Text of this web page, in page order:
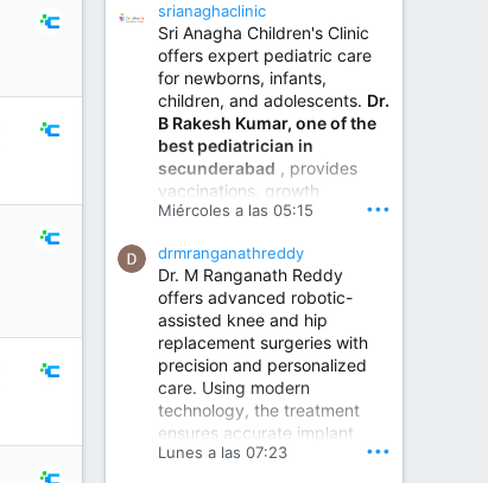
invasive and robotic
techniques.
Best Urologist in Vijayawada | Urology Specialist in Vijayawada
Dr. A. V. Krishna Kishore,
the Best Urologist...
www.drkrishnakishore.com
srianaghaclinic
Sri Anagha Children's Clinic
offers expert pediatric care
for newborns, infants,
children, and adolescents. Dr.
B Rakesh Kumar, one of the
best pediatrician in
secunderabad , provides
vaccinations, growth
monitoring, newborn care,
illnesses, nutrition guidance,
and preventive healthcare in
a child-friendly environment.
Children Hospital in Secunderabad | Best Pediatrician in Hyderabad | Neonatologist in Medchal
Our pediatrician and
Neonatologist team at...
www.srianaghaclinic.com
Miércoles a las 05:15 •••
drmranganathreddy
Dr. M Ranganath Reddy
offers advanced robotic-
assisted knee and hip
replacement surgeries with
precision and personalized
care. Using modern
technology, the treatment
ensures accurate implant
placement, reduced pain,
Lunes a las 07:23 •••